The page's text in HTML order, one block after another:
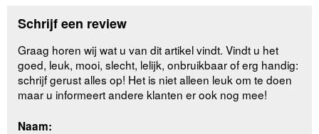
Schrijf een review
Graag horen wij wat u van dit artikel vindt. Vindt u het
goed, leuk, mooi, slecht, lelijk, onbruikbaar of erg handig:
schrijf gerust alles op! Het is niet alleen leuk om te doen
maar u informeert andere klanten er ook nog mee!
Naam: